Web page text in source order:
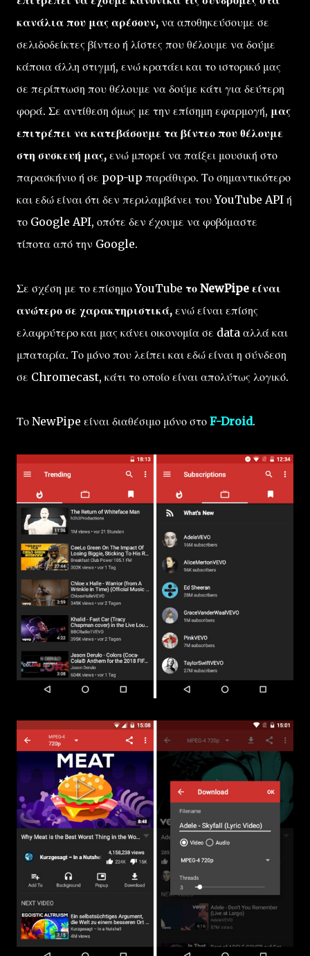
κανάλια που μας αρέσουν, να αποθηκεύσουμε σε
σελιδοδείκτες βίντεο ή λίστες που θέλουμε να δούμε
κάποια άλλη στιγμή, ενώ κρατάει και το ιστορικό μας
σε περίπτωση που θέλουμε να δούμε κάτι για δεύτερη
φορά. Σε αντίθεση όμως με την επίσημη εφαρμογή, μας
επιτρέπει να κατεβάσουμε τα βίντεο που θέλουμε
στη συσκευή μας, ενώ μπορεί να παίξει μουσική στο
παρασκήνιο ή σε pop-up παράθυρο. Το σημαντικότερο
και εδώ είναι ότι δεν περιλαμβάνει του YouTube API ή
το Google API, οπότε δεν έχουμε να φοβόμαστε
τίποτα από την Google.
Σε σχέση με το επίσημο YouTube το NewPipe είναι
ανώτερο σε χαρακτηριστικά, ενώ είναι επίσης
ελαφρύτερο και μας κάνει οικονομία σε data αλλά και
μπαταρία. Το μόνο που λείπει και εδώ είναι η σύνδεση
σε Chromecast, κάτι το οποίο είναι απολύτως λογικό.
Το NewPipe είναι διαθέσιμο μόνο στο F-Droid.